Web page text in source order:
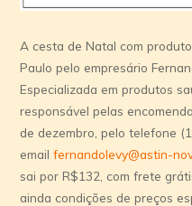
A cesta de Natal com
Paulo pelo empresário
Especializada em produtos
responsável pelas
de dezembro, pelo telefone
emailfernandolevy@astin-
sai por R$132, com frete
ainda condições de preços